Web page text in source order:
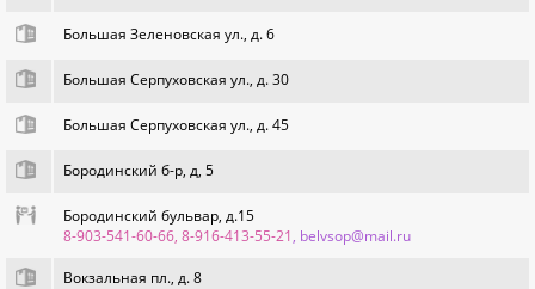
Большая Зеленовская ул., д. 6
Большая Серпуховская ул., д. 30
Большая Серпуховская ул., д. 45
Бородинский б-р, д, 5
Бородинский бульвар, д.15
8-903-541-60-66, 8-916-413-55-21, belvsop@mail.ru
Вокзальная пл., д. 8